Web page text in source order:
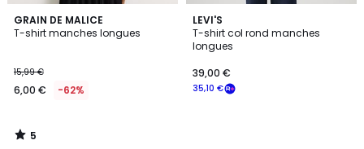
GRAIN DE MALICE
T-shirt manches longues
15,99 €
6,00 € -62%
5
/
5
/
LEVI'S
T-shirt col rond manches
longues
35,10 €
39,00 €